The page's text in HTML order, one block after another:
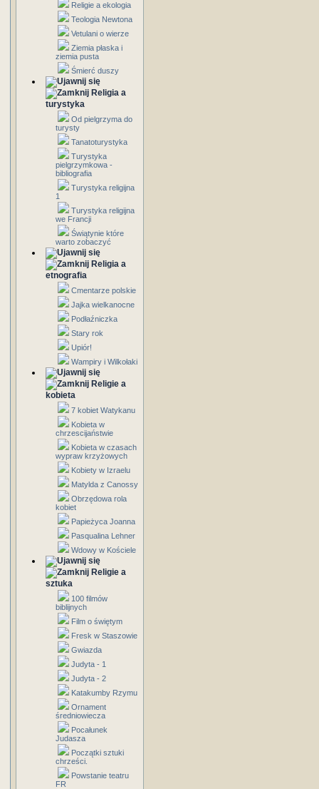
Religie a ekologia
Teologia Newtona
Vetulani o wierze
Ziemia płaska i
ziemia pusta
Śmierć duszy
Religia a
turystyka
Od pielgrzyma do
turysty
Tanatoturystyka
Turystyka
pielgrzymkowa -
bibliografia
Turystyka religijna
1
Turystyka religijna
we Francji
Świątynie które
warto zobaczyć
Religia a
etnografia
Cmentarze polskie
Jajka wielkanocne
Podłaźniczka
Stary rok
Upiór!
Wampiry i Wilkołaki
Religie a
kobieta
7 kobiet Watykanu
Kobieta w
chrzescijaństwie
Kobieta w czasach
wypraw krzyżowych
Kobiety w Izraelu
Matylda z Canossy
Obrzędowa rola
kobiet
Papieżyca Joanna
Pasqualina Lehner
Wdowy w Kościele
Religie a
sztuka
100 filmów
biblijnych
Film o świętym
Fresk w Staszowie
Gwiazda
Judyta - 1
Judyta - 2
Katakumby Rzymu
Ornament
średniowiecza
Pocałunek
Judasza
Początki sztuki
chrześci.
Powstanie teatru
FR